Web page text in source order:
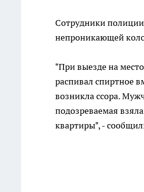
Сотрудники
непроникающей
"При выезде на
распивал спиртное
возникла ссора.
подозреваемая
квартиры", -